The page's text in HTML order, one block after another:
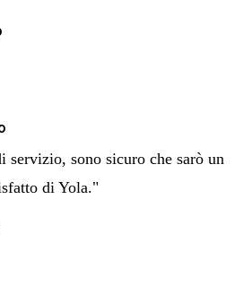
servizio, sono sicuro che sarò un
di Yola."